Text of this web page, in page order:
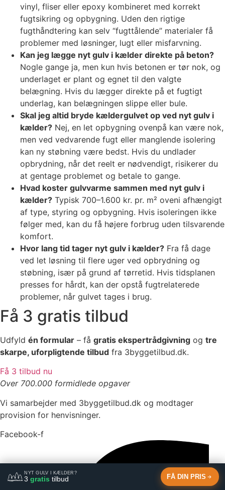
vinyl, fliser eller epoxy kombineret med korrekt
fugtsikring og opbygning. Uden den rigtige
fugthåndtering kan selv “fugttålende” materialer få
problemer med løsninger, lugt eller misfarvning.
Kan jeg lægge nyt gulv i kælder direkte på beton?
Nogle gange ja, men kun hvis betonen er tør nok, og
underlaget er plant og egnet til den valgte
belægning. Hvis du lægger direkte på et fugtigt
underlag, kan belægningen slippe eller bule.
Skal jeg altid bryde kældergulvet op ved nyt gulv i
kælder? Nej, en let opbygning ovenpå kan være nok,
men ved vedvarende fugt eller manglende isolering
kan ny støbning være bedst. Hvis du undlader
opbrydning, når det reelt er nødvendigt, risikerer du
at gentage problemet og betale to gange.
Hvad koster gulvvarme sammen med nyt gulv i
kælder? Typisk 700–1.600 kr. pr. m² oveni afhængigt
af type, styring og opbygning. Hvis isoleringen ikke
følger med, kan du få højere forbrug uden tilsvarende
komfort.
Hvor lang tid tager nyt gulv i kælder? Fra få dage
ved let løsning til flere uger ved opbrydning og
støbning, især på grund af tørretid. Hvis tidsplanen
presses for hårdt, kan der opstå fugtrelaterede
problemer, når gulvet tages i brug.
Få 3 gratis tilbud
Udfyld én formular – få gratis ekspertrådgivning og tre
skarpe, uforpligtende tilbud fra 3byggetilbud.dk.
Få 3 tilbud nu
Over 700.000 formidlede opgaver
NYT GULV I KÆLDER?
3gratis tilbud FÅ DIN PRIS
Vi samarbejder med 3byggetilbud.dk og modtager
provision for henvisninger.
Facebook-f